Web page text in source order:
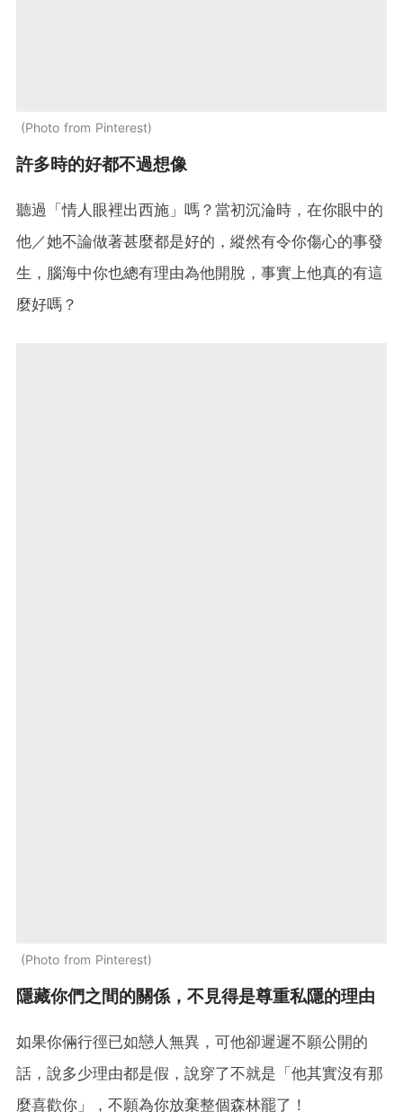
Photo from Pinterest
許多時的好都不過想像
聽過「情人眼裡出西施」嗎？當初沉淪時，在你眼中的
他／她不論做著甚麼都是好的，縱然有令你傷心的事發
生，腦海中你也總有理由為他開脫，事實上他真的有這
麼好嗎？
Photo from Pinterest
隱藏你們之間的關係，不見得是尊重私隱的理由
如果你倆行徑已如戀人無異，可他卻遲遲不願公開的
話，說多少理由都是假，說穿了不就是「他其實沒有那
麼喜歡你」，不願為你放棄整個森林罷了！